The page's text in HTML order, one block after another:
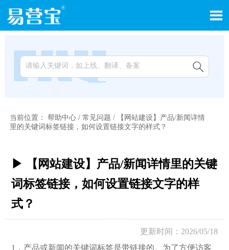


当前位置： 帮助中心/ 常见问题 /
【网站建设】产品/新闻详情
里的关键词标签链接，如何设置链接文字的样式？
▶ 【网站建设】产品/新闻详情里的关键
词标签链接，如何设置链接文字的样
式？
更新时间：2026/05/18
1，产品或新闻的关键词标签是带链接的。为了方便访客